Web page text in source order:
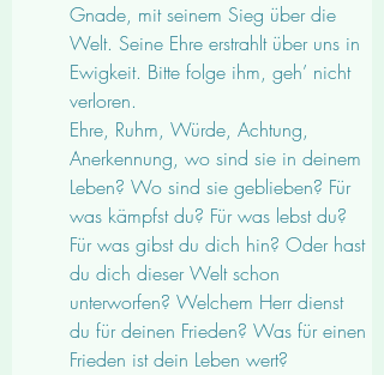
Gnade, mit seinem Sieg über die
Welt. Seine Ehre erstrahlt über uns in
Ewigkeit. Bitte folge ihm, geh’ nicht
verloren.
Ehre, Ruhm, Würde, Achtung,
Anerkennung, wo sind sie in deinem
Leben? Wo sind sie geblieben? Für
was kämpfst du? Für was lebst du?
Für was gibst du dich hin? Oder hast
du dich dieser Welt schon
unterworfen? Welchem Herr dienst
du für deinen Frieden? Was für einen
Frieden ist dein Leben wert?